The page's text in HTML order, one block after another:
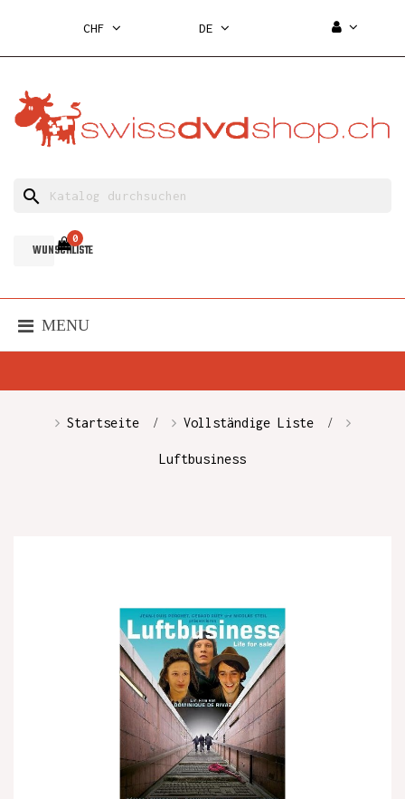
CHF DE
search
WUNSCHLISTE
0
MENU
Startseite Vollständige Liste
Luftbusiness